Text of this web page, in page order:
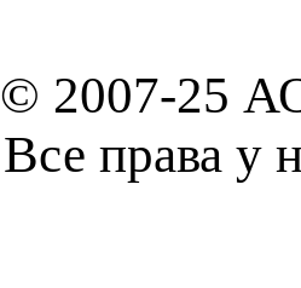
© 2007-25
Все права у